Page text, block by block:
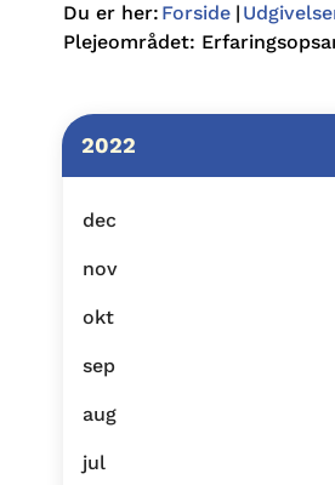
Du er her: Forside
Plejeområdet:
2022
dec
nov
okt
sep
aug
jul